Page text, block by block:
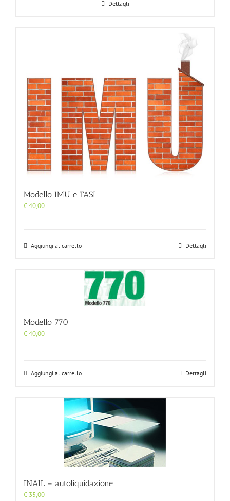
Dettagli
Modello IMU e TASI
€40,00
Aggiungi al carrello Dettagli
Modello 770
€40,00
Aggiungi al carrello Dettagli
INAIL – autoliquidazione
€ 35,00